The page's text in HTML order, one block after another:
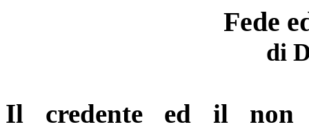
Fede
di
Il credente ed il non